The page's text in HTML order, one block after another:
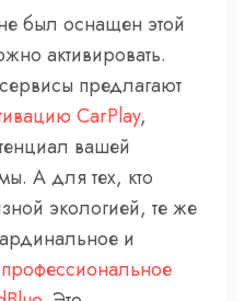
был оснащен этой
активировать.
предлагают
CarPlay,
вашей
А для тех, кто
экологией, те же
и
профессиональное